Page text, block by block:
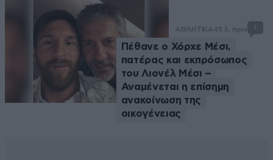
ΑΘΛΗΤΙΚΑ45 λ. πριν 1
Πέθανε ο Χόρχε Μέσι,
πατέρας και εκπρόσωπος
του Λιονέλ Μέσι –
Αναμένεται η επίσημη
ανακοίνωση της
οικογένειας